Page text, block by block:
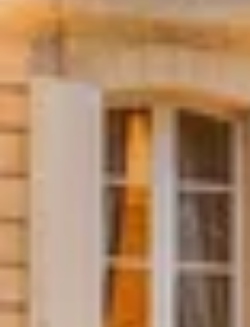
Champagne Mercier
Champagne Moët et Chandon
Champagne Mumm
Champagne Nicolas Feuillatte
Champagne Taittinger
Champagne Veuve Clicquot
Pressoria